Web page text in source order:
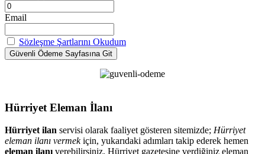
Email
Sözleşme Şartlarını Okudum
Hürriyet Eleman İlanı
Hürriyet ilan servisi olarak faaliyet gösteren sitemizde; Hürriyet
eleman ilanı vermekiçin, yukarıdaki adımları takip ederek hemen
eleman ilanı verebilirsiniz. Hürriyet gazetesine verdiğiniz eleman